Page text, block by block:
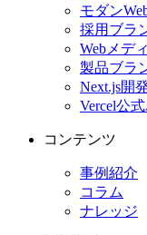
モダン
採用ブラ
Webメデ
製品ブラ
Next.js開
Vercel公
コンテンツ
事例紹介
コラム
ナレッジ